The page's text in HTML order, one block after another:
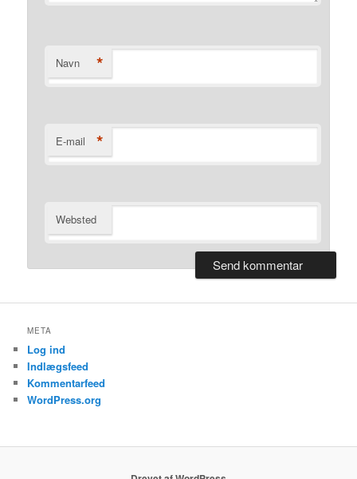
Navn *
E-mail *
Websted
META
Log ind
Indlægsfeed
Kommentarfeed
WordPress.org